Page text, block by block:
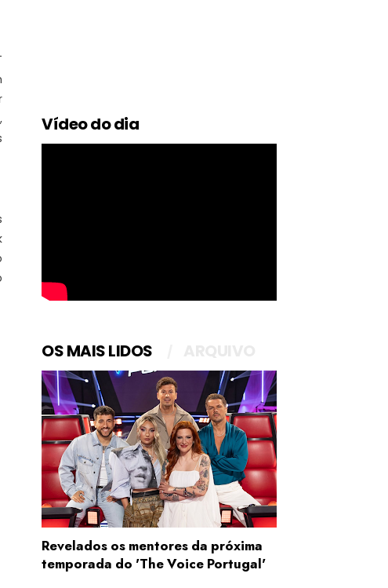
Vídeo do dia
OS MAIS LIDOS
Revelados os mentores da próxima
temporada do 'The Voice Portugal'